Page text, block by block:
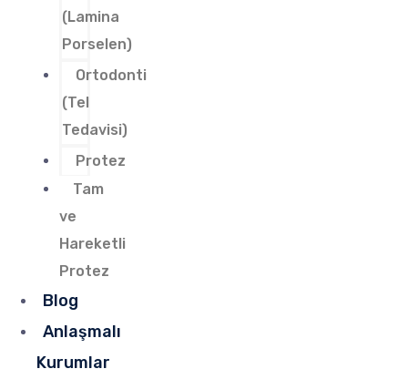
(Lamina
Porselen)
Ortodonti
(Tel
Tedavisi)
Protez
Tam
ve
Hareketli
Protez
Blog
Anlaşmalı
Kurumlar